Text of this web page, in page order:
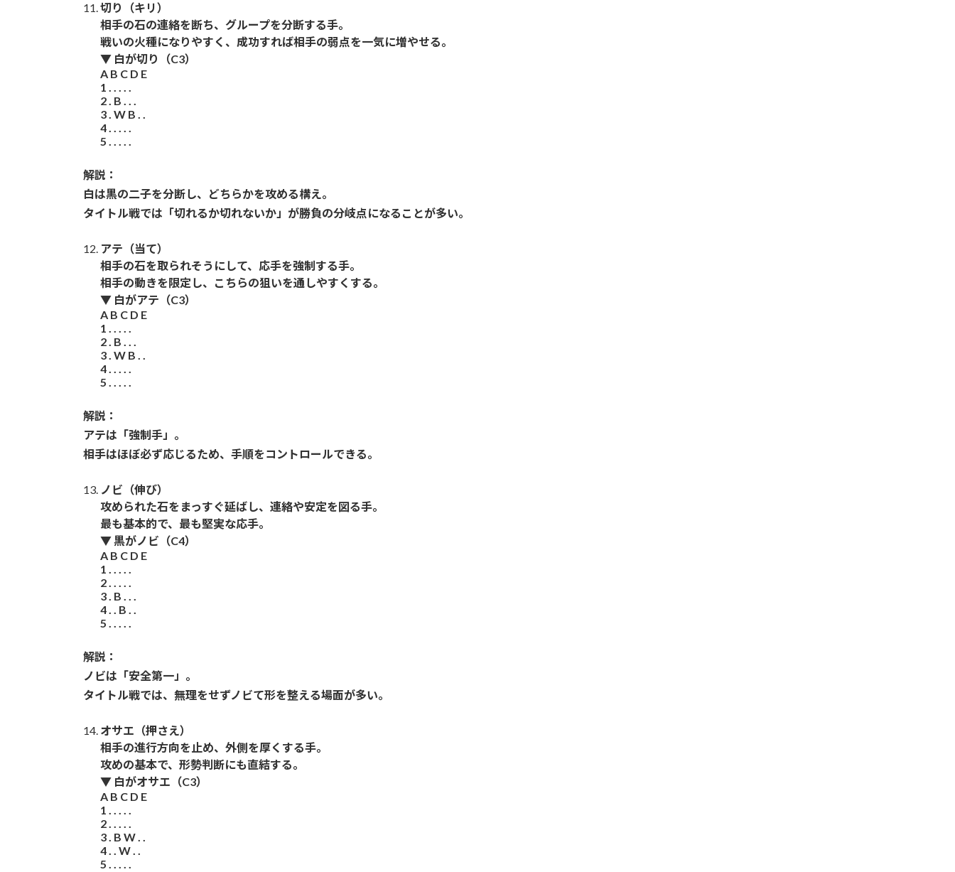
切り（キリ）
相手の石の連絡を断ち、グループを分断する手。
戦いの火種になりやすく、成功すれば相手の弱点を一気に増やせる。
▼ 白が切り（C3）
A B C D E
1 . . . . .
2 . B . . .
3 . W B . .
4 . . . . .
5 . . . . .
解説：
白は黒の二子を分断し、どちらかを攻める構え。
タイトル戦では「切れるか切れないか」が勝負の分岐点になることが多い。
アテ（当て）
相手の石を取られそうにして、応手を強制する手。
相手の動きを限定し、こちらの狙いを通しやすくする。
▼ 白がアテ（C3）
A B C D E
1 . . . . .
2 . B . . .
3 . W B . .
4 . . . . .
5 . . . . .
解説：
アテは「強制手」。
相手はほぼ必ず応じるため、手順をコントロールできる。
ノビ（伸び）
攻められた石をまっすぐ延ばし、連絡や安定を図る手。
最も基本的で、最も堅実な応手。
▼ 黒がノビ（C4）
A B C D E
1 . . . . .
2 . . . . .
3 . B . . .
4 . . B . .
5 . . . . .
解説：
ノビは「安全第一」。
タイトル戦では、無理をせずノビて形を整える場面が多い。
オサエ（押さえ）
相手の進行方向を止め、外側を厚くする手。
攻めの基本で、形勢判断にも直結する。
▼ 白がオサエ（C3）
A B C D E
1 . . . . .
2 . . . . .
3 . B W . .
4 . . W . .
5 . . . . .